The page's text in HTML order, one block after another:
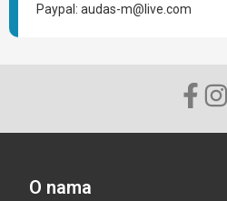
Paypal: audas-m@live.com
O nama